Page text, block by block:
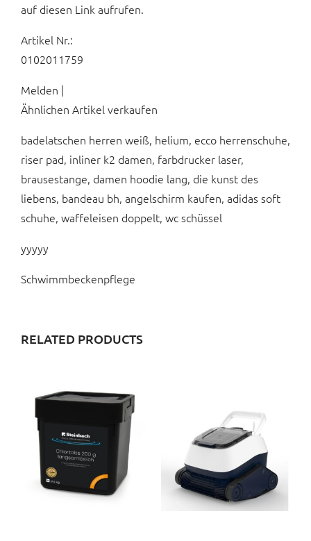
auf diesen Link aufrufen.
Artikel Nr.:
0102011759
Melden |
Ähnlichen Artikel verkaufen
badelatschen herren weiß, helium, ecco herrenschuhe,
riser pad, inliner k2 damen, farbdrucker laser,
brausestange, damen hoodie lang, die kunst des
liebens, bandeau bh, angelschirm kaufen, adidas soft
schuhe, waffeleisen doppelt, wc schüssel
yyyyy
Schwimmbeckenpflege
RELATED PRODUCTS